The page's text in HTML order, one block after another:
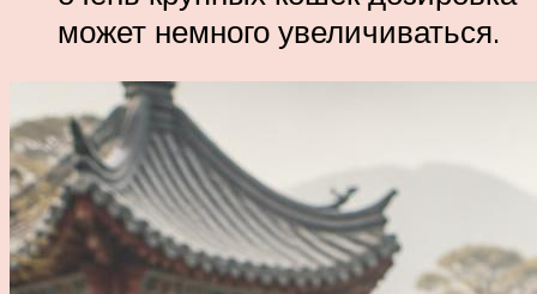
может немного увеличиваться.